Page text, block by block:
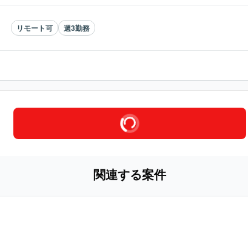
リモート可 週3勤務
関連する案件